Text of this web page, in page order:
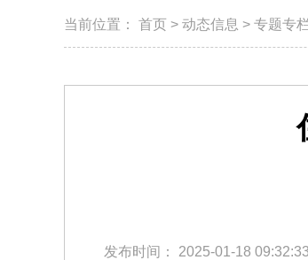
当前位置： 首页 > 动态信息 > 专题专
发布时间： 2025-01-18 09:32:33